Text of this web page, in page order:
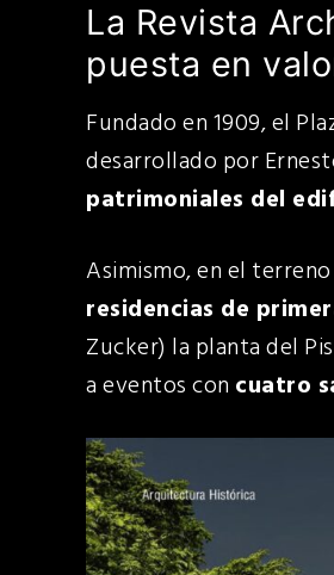
La Revista
puesta en
Fundado en 1909, el
desarrollado por
patrimoniales del
Asimismo, en el
residencias de
Zucker) la planta del
a eventos con cuatro